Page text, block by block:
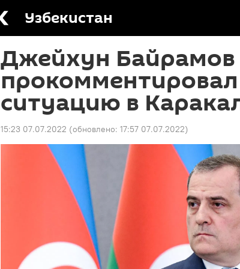
Узбекистан
Джейхун Байрамов
прокомментировал
ситуацию в
15:23 07.07.2022 (обновлено: 17:57 07.07.2022)